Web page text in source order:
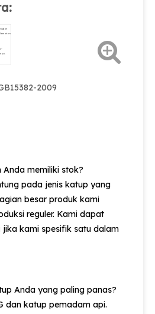
2009
memiliki stok?
pada jenis katup yang
besar produk kami
reguler. Kami dapat
jika kami spesifik satu dalam
Anda yang paling panas?
dan katup pemadam api.